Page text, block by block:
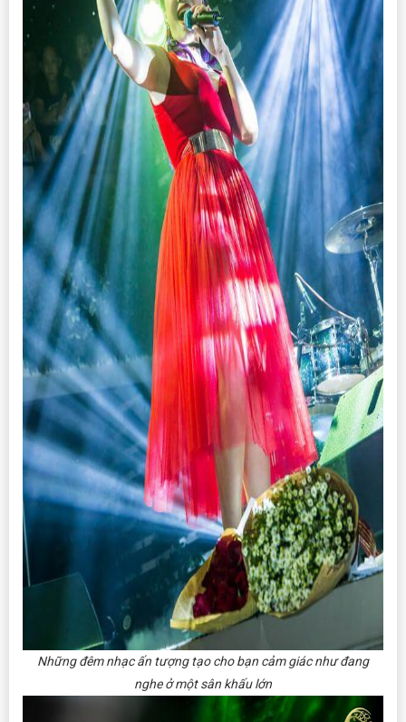
Những đêm nhạc ấn tượng tạo cho bạn cảm giác như đang
nghe ở một sân khấu lớn